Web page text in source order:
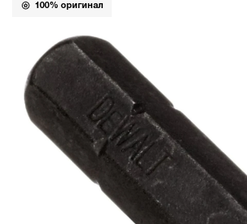
100% оригинал